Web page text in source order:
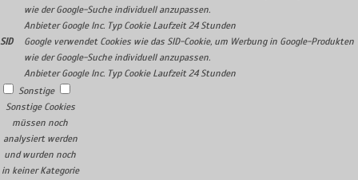
wie der Google-Suche individuell anzupassen.
Anbieter Google Inc. Typ Cookie Laufzeit 24 Stunden
SID
Google verwendet Cookies wie das SID-Cookie, um Werbung in Google-Produkten
wie der Google-Suche individuell anzupassen.
Anbieter Google Inc. Typ Cookie Laufzeit 24 Stunden
Sonstige
Sonstige Cookies
müssen noch
analysiert werden
und wurden noch
in keiner Kategorie